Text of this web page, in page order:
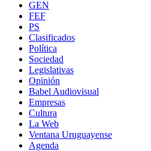
GEN
FEF
PS
Clasificados
Política
Sociedad
Legislativas
Opinión
Babel Audiovisual
Empresas
Cultura
La Web
Ventana Uruguayense
Agenda